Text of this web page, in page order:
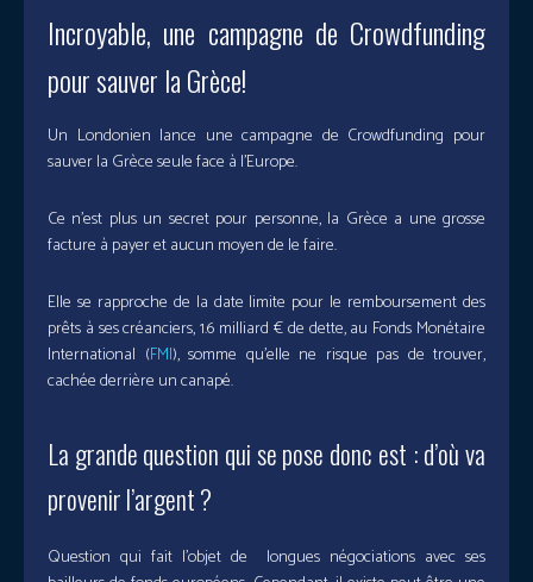
Incroyable, une campagne de Crowdfunding
pour sauver la Grèce!
Un Londonien lance une campagne de Crowdfunding pour
sauver la Grèce seule face à l’Europe.
Ce n’est plus un secret pour personne, la Grèce a une grosse
facture à payer et aucun moyen de le faire.
Elle se rapproche de la date limite pour le remboursement des
prêts à ses créanciers, 1.6 milliard € de dette, au Fonds Monétaire
International (FMI), somme qu’elle ne risque pas de trouver,
cachée derrière un canapé.
La grande question qui se pose donc est : d’où va
provenir l’argent ?
Question qui fait l’objet de longues négociations avec ses